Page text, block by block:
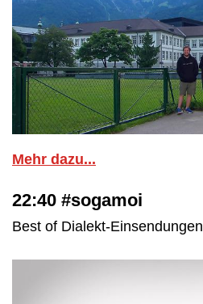
Mehr dazu...
22:40 #sogamoi
Best of Dialekt-Einsendungen